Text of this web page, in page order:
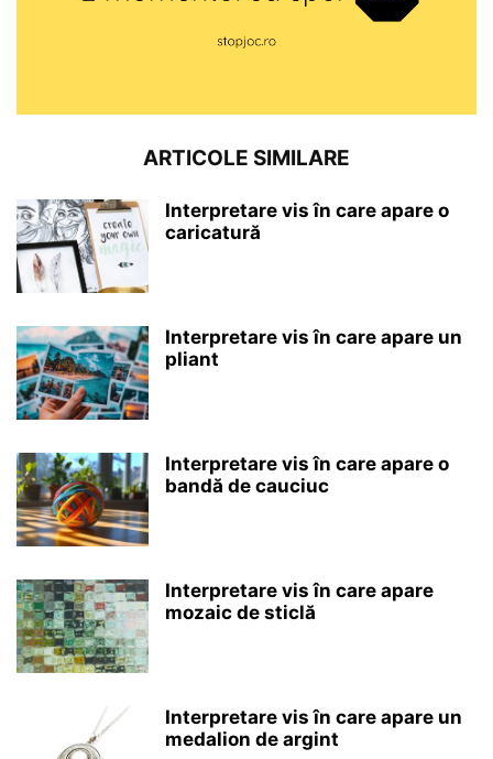
ARTICOLE SIMILARE
Interpretare vis în care apare o
caricatură
Interpretare vis în care apare un
pliant
Interpretare vis în care apare o
bandă de cauciuc
Interpretare vis în care apare
mozaic de sticlă
Interpretare vis în care apare un
medalion de argint